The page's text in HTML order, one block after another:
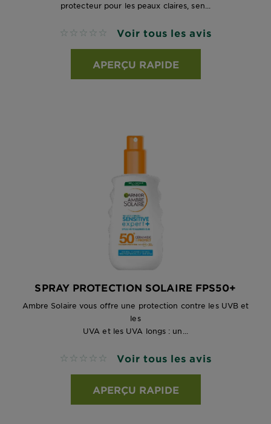
protecteur pour les peaux claires, sen...
No reviews Voir tous les avis
APERÇU RAPIDE
SPRAY PROTECTION SOLAIRE FPS50+
Ambre Solaire vous offre une protection contre les UVB et
les
UVA et les UVA longs : un...
No reviews Voir tous les avis
APERÇU RAPIDE